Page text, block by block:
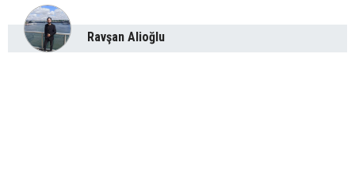
Ravşan Alioğlu